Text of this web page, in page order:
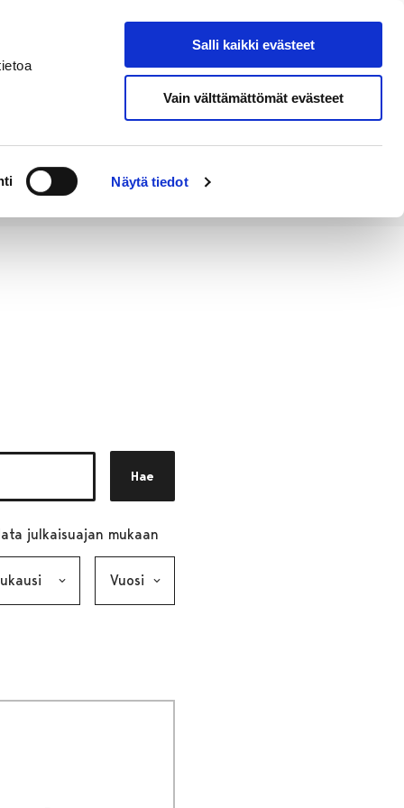
Näytä tiedot
Salli kaikki evästeet
Vain välttämättömät evästeet
Hae sivustolta
Hae
julkaisuajan mukaan